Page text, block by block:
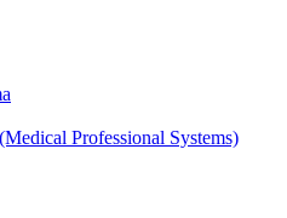
Professional Systems)